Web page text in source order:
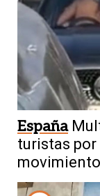
España
turistas por
movimiento